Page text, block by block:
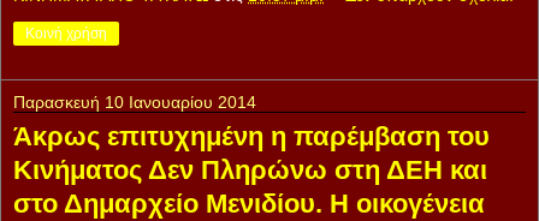
Κοινή χρήση
Παρασκευή 10 Ιανουαρίου 2014
Άκρως επιτυχημένη η παρέμβαση του
Κινήματος Δεν Πληρώνω στη ΔΕΗ και
στο Δημαρχείο Μενιδίου. Η οικογένεια